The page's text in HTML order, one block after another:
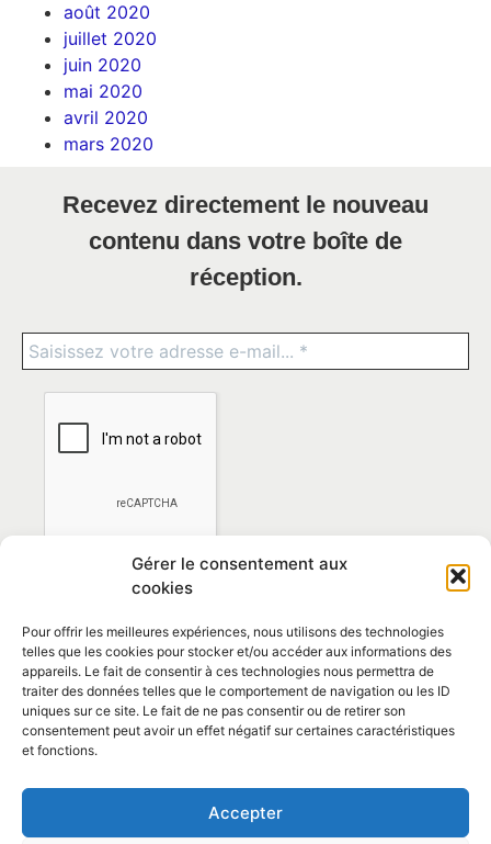
Gérer le consentement aux
cookies
Pour offrir les meilleures expériences, nous utilisons des technologies
telles que les cookies pour stocker et/ou accéder aux informations des
appareils. Le fait de consentir à ces technologies nous permettra de
traiter des données telles que le comportement de navigation ou les ID
uniques sur ce site. Le fait de ne pas consentir ou de retirer son
consentement peut avoir un effet négatif sur certaines caractéristiques
et fonctions.
Accepter
août 2020
juillet 2020
juin 2020
mai 2020
avril 2020
mars 2020
Recevez directement le nouveau
contenu dans votre boîte de
réception.
*En vous abonnant vous acceptez lapolitique de
confidentialité
Contact et horaires